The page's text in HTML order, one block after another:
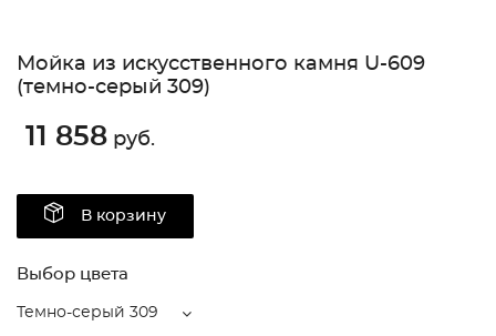
Мойка из искусственного камня U-609
(темно-серый 309)
11 858 руб.
В корзину
Выбор цвета
Темно-серый 309